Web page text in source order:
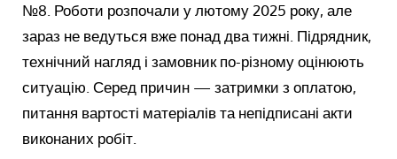
№8. Роботи розпочали у лютому 2025 року, але
зараз не ведуться вже понад два тижні. Підрядник,
технічний нагляд і замовник по-різному оцінюють
ситуацію. Серед причин — затримки з оплатою,
питання вартості матеріалів та непідписані акти
виконаних робіт.